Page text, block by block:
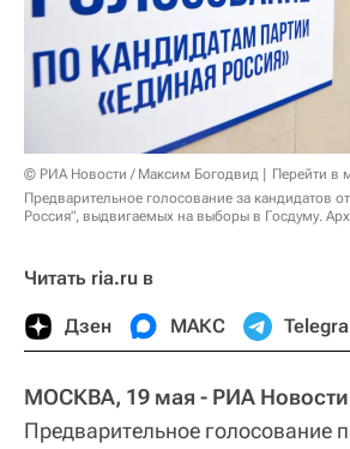
© РИА Новости / Максим Богодвид
Перейти в
Предварительное голосование за кандидатов
Россия", выдвигаемых на выборы в Госдуму.
Читать ria.ru в
Дзен МАКС
МОСКВА, 19 мая - РИА
Предварительное голосование